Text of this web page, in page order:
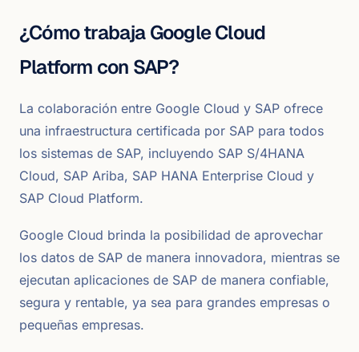
¿Cómo trabaja Google Cloud
Platform con SAP?
La colaboración entre Google Cloud y SAP ofrece
una infraestructura certificada por SAP para todos
los sistemas de SAP, incluyendo SAP S/4HANA
Cloud, SAP Ariba, SAP HANA Enterprise Cloud y
SAP Cloud Platform.
Google Cloud brinda la posibilidad de aprovechar
los datos de SAP de manera innovadora, mientras se
ejecutan aplicaciones de SAP de manera confiable,
segura y rentable, ya sea para grandes empresas o
pequeñas empresas.